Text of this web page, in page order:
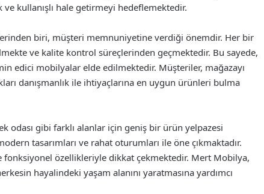
kullanışlı hale getirmeyi hedeflemektedir.
biri, müşteri memnuniyetine verdiği önemdir. Her bir
ve kalite kontrol süreçlerinden geçmektedir. Bu sayede,
edici mobilyalar elde edilmektedir. Müşteriler, mağazayı
danışmanlık ile ihtiyaçlarına en uygun ürünleri bulma
odası gibi farklı alanlar için geniş bir ürün yelpazesi
tasarımları ve rahat oturumları ile öne çıkmaktadır.
fonksiyonel özellikleriyle dikkat çekmektedir. Mert Mobilya,
hayalindeki yaşam alanını yaratmasına yardımcı